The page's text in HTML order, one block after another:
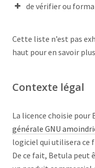
encapsulation
de vérifier ou
Cette liste n’est pas
haut pour en savoir
Contexte légal
La licence choisie pour
générale GNU
logiciel qui utilisera ce
De ce fait, Betula peut